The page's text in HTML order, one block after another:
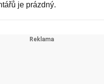
je prázdný.